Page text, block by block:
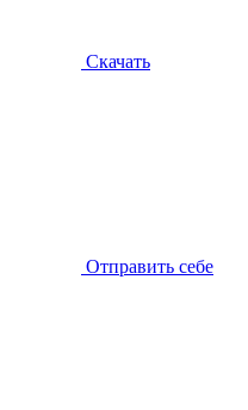
Скачать
Отправить себе